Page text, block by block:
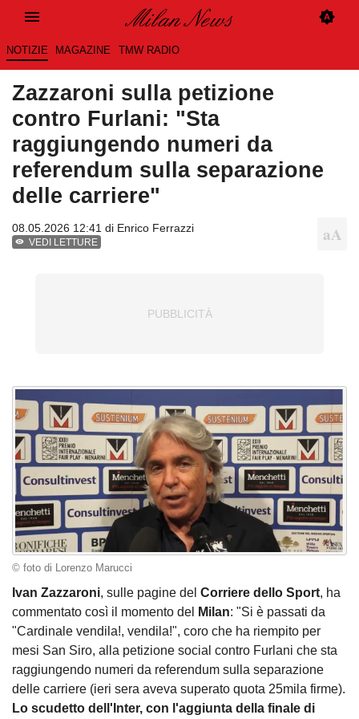
NOTIZIE MAGAZINE TMW RADIO
Zazzaroni sulla petizione
contro Furlani: "Sta
raggiungendo numeri da
referendum sulla separazione
delle carriere"
08.05.2026 12:41 di Enrico Ferrazzi
VEDI LETTURE
© foto di Lorenzo Marucci
Ivan Zazzaroni, sulle pagine del Corriere dello Sport, ha
commentato così il momento del
Milan: "Si è passati da
"Cardinale vendila!, vendila!", coro che ha riempito per
mesi San Siro, alla petizione social contro Furlani che sta
raggiungendo numeri da referendum sulla separazione
delle carriere (ieri sera aveva superato quota 25mila firme).
Lo scudetto dell'Inter, con l'aggiunta della finale di